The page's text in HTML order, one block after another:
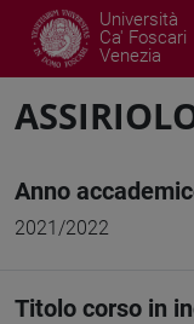
Università
Ca' Foscari
Venezia
Anno
2021/2022
Titolo corso in